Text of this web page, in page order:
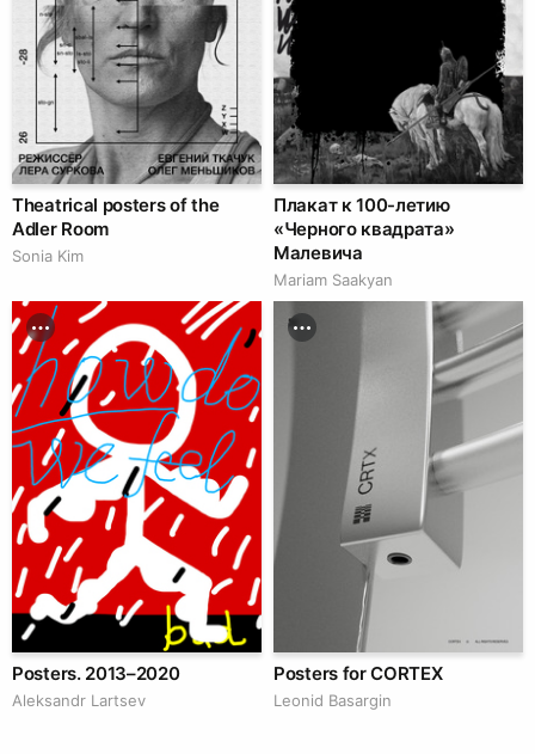
Theatrical posters of the
Adler Room
Sonia Kim
Плакат к 100-летию
«Черного квадрата»
Малевича
Mariam Saakyan
Posters. 2013–2020
Аleksandr Lartsev
Posters for CORTEX
Leonid Basargin